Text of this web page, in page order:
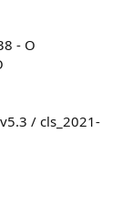
- O
/ cls_2021-